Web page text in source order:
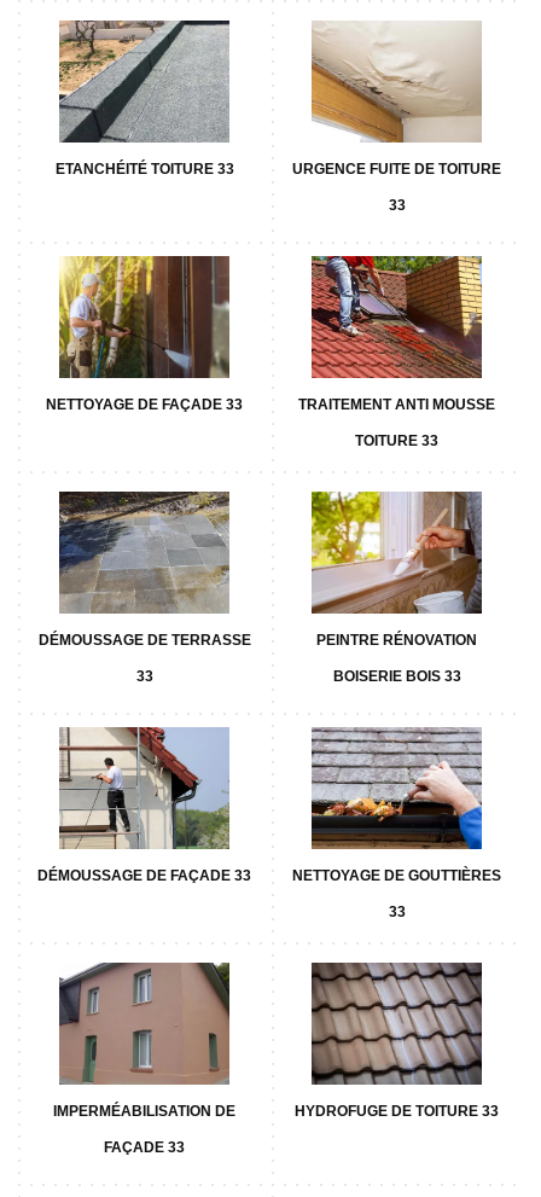
ETANCHÉITÉ TOITURE 33 URGENCE FUITE DE TOITURE
33
NETTOYAGE DE FAÇADE 33 TRAITEMENT ANTI MOUSSE
TOITURE 33
DÉMOUSSAGE DE TERRASSE
33
PEINTRE RÉNOVATION
BOISERIE BOIS 33
DÉMOUSSAGE DE FAÇADE 33 NETTOYAGE DE GOUTTIÈRES
33
IMPERMÉABILISATION DE
FAÇADE 33
HYDROFUGE DE TOITURE 33